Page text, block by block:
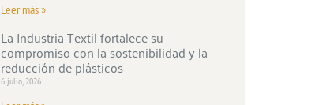
Leer más »
La Industria Textil fortalece su
compromiso con la sostenibilidad y la
reducción de plásticos
6 julio, 2026